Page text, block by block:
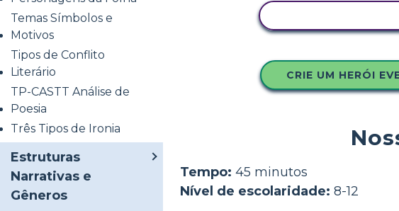
Temas Símbolos e
Motivos
Tipos de Conflito
Literário
TP-CASTT Análise de
Poesia
Três Tipos de Ironia
Estruturas
Narrativas e
Gêneros
CRIE UM HERÓI
Tempo: 45 minutos
Nível de escolaridade: 8-12